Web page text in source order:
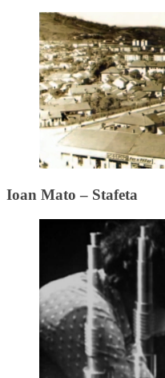
Ioan Mato – Stafeta